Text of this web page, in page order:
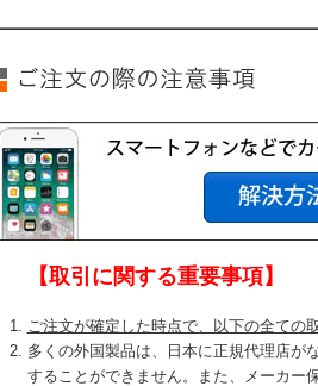
【取引に関する重要事項】
ご注文が確定した時点で、以下の全ての
多くの外国製品は、日本に正規代理店が
することができません。また、メーカー